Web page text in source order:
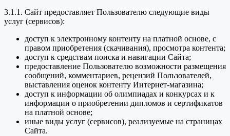
3.1.1. Сайт предоставляет Пользователю следующие виды
услуг (сервисов):
доступ к электронному контенту на платной основе, с
правом приобретения (скачивания), просмотра контента;
доступ к средствам поиска и навигации Сайта;
предоставление Пользователю возможности размещения
сообщений, комментариев, рецензий Пользователей,
выставления оценок контенту Интернет-магазина;
доступ к информации об олимпиадах и конкурсах и к
информации о приобретении дипломов и сертификатов
на платной основе;
иные виды услуг (сервисов), реализуемые на страницах
Сайта.